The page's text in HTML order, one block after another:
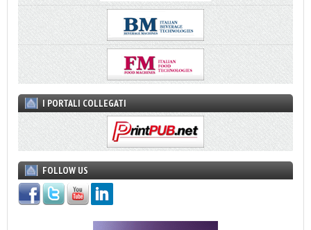
I PORTALI COLLEGATI
FOLLOW US